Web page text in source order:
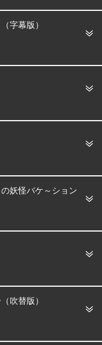
字幕版）
妖怪バケ～ション
吹替版）